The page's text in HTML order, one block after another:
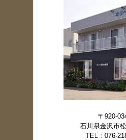
〒920-
石川県金沢市
TEL：076-